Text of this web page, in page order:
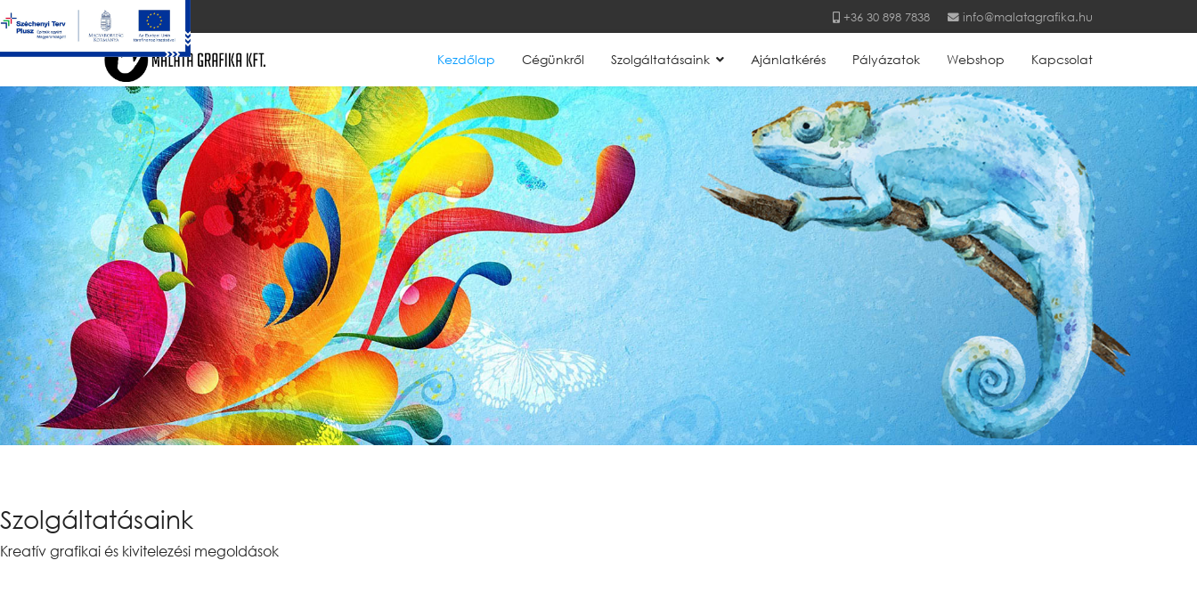
+36 30 898 7838 info@malatagrafika.hu
Kezdőlap Cégünkről Szolgáltatásaink Ajánlatkérés Pályázatok Webshop Kapcsolat
Szolgáltatásaink
Kreatív grafikai és kivitelezési megoldások